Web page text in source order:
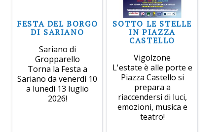
FESTA DEL BORGO
DI SARIANO
Sariano di
Gropparello
Torna la Festa a
Sariano da venerdì 10
a lunedì 13 luglio
2026!
SOTTO LE STELLE
IN PIAZZA
CASTELLO
Vigolzone
L'estate è alle porte e
Piazza Castello si
prepara a
riaccendersi di luci,
emozioni, musica e
teatro!